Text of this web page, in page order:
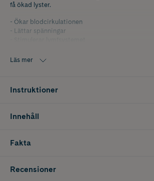
få ökad lyster.
- Ökar blodcirkulationen
- Lättar spänningar
- Minskar svullnader i ansiktet
Läs mer
Instruktioner
Innehåll
Fakta
Recensioner